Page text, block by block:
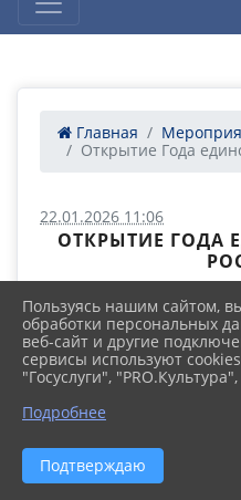
Главная
Открытие Года
22.01.2026 11:06
ОТКРЫТИЕ ГОДА
Пользуясь нашим сайтом,
обработки персональных
веб-сайт и другие
сервисы используют
"Госуслуги",
Подробнее
Подтверждаю